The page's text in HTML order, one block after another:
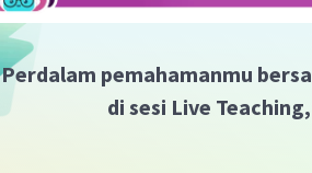
Perdalam pemahamanmu
di sesi Live Teaching,